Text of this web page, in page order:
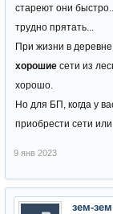
стареют они
трудно прятать...
При жизни в
хорошие сети из
хорошо.
Но для БП, когда у
приобрести сети
9 янв 2023
зем-зем